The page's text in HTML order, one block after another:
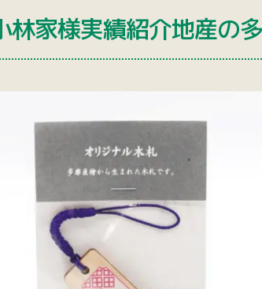
林家様実績紹介地産の